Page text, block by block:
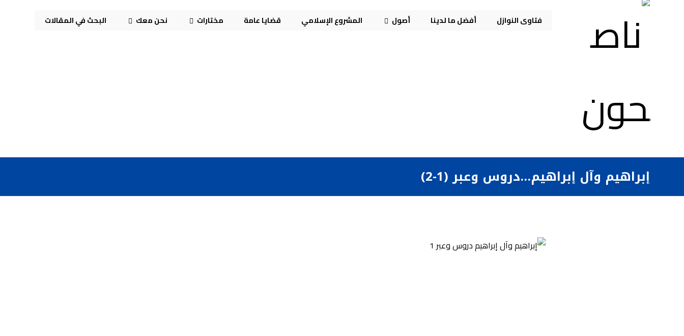
فتاوى النوازل أفضل ما لدينا أصول المشروع الإسلامي قضايا عامة مختارات نحن معك البحث في المقالات
إبراهيم وآل إبراهيم…دروس وعبر (1-2)